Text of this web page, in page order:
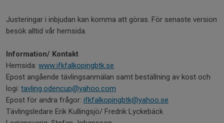
Justeringar i inbjudan kan komma att göras. För senaste version
besök alltid vår hemsida.
Information/ Kontakt
Hemsida: www.ifkfalkopingbtk.se
Epost angående tävlingsanmälan samt beställning av kost och
logi: tavling.odencup@yahoo.com
Epost för andra frågor: ifkfalkopingbtk@yahoo.se
Tävlingsledare Erik Kullingsjö/ Fredrik Lyckebäck